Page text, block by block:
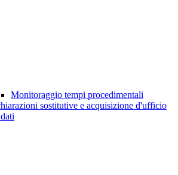
Monitoraggio tempi procedimentali
sostitutive e acquisizione d'ufficio